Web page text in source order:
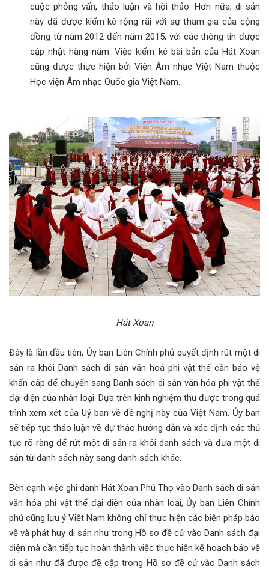
cuộc phỏng vấn, thảo luận và hội thảo. Hơn nữa, di sản
này đã được kiểm kê rộng rãi với sự tham gia của cộng
đồng từ năm 2012 đến năm 2015, với các thông tin được
cập nhật hàng năm. Việc kiểm kê bài bản của Hát Xoan
cũng được thực hiện bởi Viện Âm nhạc Việt Nam thuộc
Học viện Âm nhạc Quốc gia Việt Nam.
Hát Xoan
Đây là lần đầu tiên, Ủy ban Liên Chính phủ quyết định rút một di
sản ra khỏi Danh sách di sản văn hoá phi vật thể cần bảo vệ
khẩn cấp để chuyển sang Danh sách di sản văn hóa phi vật thể
đại diện của nhân loại. Dựa trên kinh nghiệm thu được trong quá
trình xem xét của Uỷ ban về đề nghị này của Việt Nam, Ủy ban
sẽ tiếp tục thảo luận về dự thảo hướng dẫn và xác định các thủ
tục rõ ràng để rút một di sản ra khỏi danh sách và đưa một di
sản từ danh sách này sang danh sách khác.
Bên cạnh việc ghi danh Hát Xoan Phú Thọ vào Danh sách di sản
văn hóa phi vật thể đại diện của nhân loại, Ủy ban Liên Chính
phủ cũng lưu ý Việt Nam không chỉ thực hiện các biện pháp bảo
vệ và phát huy di sản như trong Hồ sơ đề cử vào Danh sách đại
diện mà cần tiếp tục hoàn thành việc thực hiện kế hoạch bảo vệ
di sản như đã được đề cập trong Hồ sơ đề cử vào Danh sách